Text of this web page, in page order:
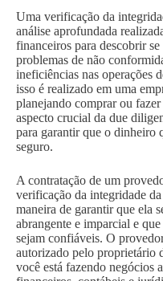
Uma verificação da
análise aprofundada
financeiros para descobrir
problemas de não
ineficiências nas operações
isso é realizado em uma
planejando comprar ou
aspecto crucial da due
para garantir que o dinheiro
seguro.
A contratação de um
verificação da integridade
maneira de garantir que ela
abrangente e imparcial e
sejam confiáveis. O
autorizado pelo proprietário
você está fazendo negócios